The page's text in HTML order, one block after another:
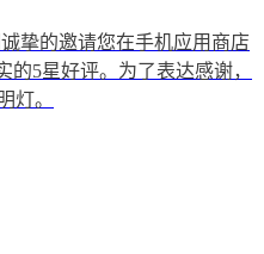
挚的邀请您在手机应用商店
的5星好评。为了表达感谢，
灯。